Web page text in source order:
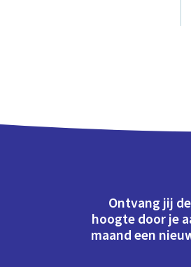
Ontvang jij
hoogte door je
maand een